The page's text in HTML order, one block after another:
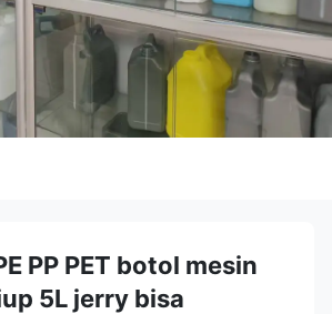
PP PET botol mesin
5L jerry bisa